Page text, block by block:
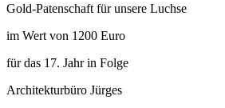
Gold-Patenschaft für unsere Luchse
im Wert von 1200 Euro
für das 17. Jahr in Folge
Architekturbüro Jürges